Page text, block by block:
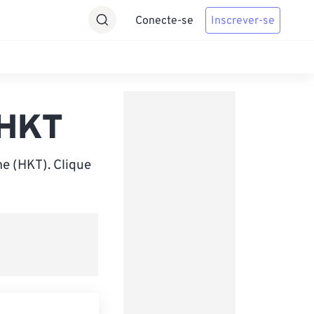
Conecte-se Inscrever-se
(HKT). Clique